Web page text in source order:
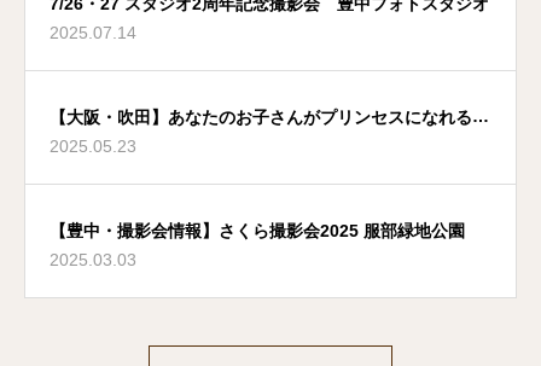
2025.07.14
【大阪・吹田】あなたのお子さんがプリンセスになれる夢
のような場所
2025.05.23
【豊中・撮影会情報】さくら撮影会2025 服部緑地公園
2025.03.03